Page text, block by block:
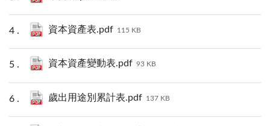
資本資產表.pdf 115 KB
資本資產變動表.pdf 93 KB
歲出用途別累計表.pdf 137 KB